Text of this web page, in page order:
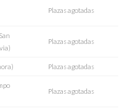
Plazas agotadas
Plazas agotadas
Plazas agotadas
Plazas agotadas